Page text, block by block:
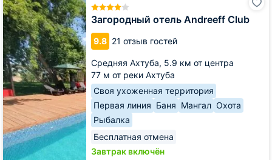
Загородный отель Andreeff Club
9.8 21 отзыв гостей
Средняя Ахтуба, 5.9 км от центра
77 м от реки Ахтуба
Своя ухоженная территория
Первая линия Баня Мангал Охота
Рыбалка
Бесплатная отмена
Завтрак включён
отель
Andreeff
Club